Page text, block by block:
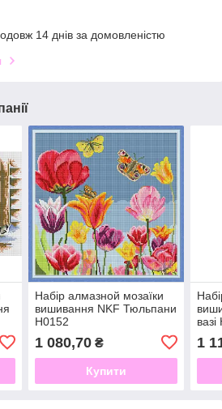
14 днів за домовленістю
Набір алмазной мозаїки
вишивання NKF Тюльпани
H0152
1 080,70₴
Купити
1